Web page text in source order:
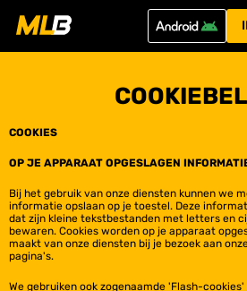
COOKIES
OP JE APPARAAT OPGESLAGEN
Bij het gebruik van onze diensten kunnen we
informatie opslaan op je toestel. Deze
dat zijn kleine tekstbestanden met letters en
bewaren. Cookies worden op je apparaat
maakt van onze diensten bij je bezoek aan
pagina's.
We gebruiken ook zogenaamde 'Flash-